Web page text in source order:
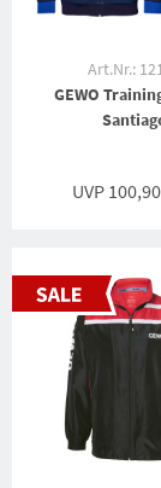
Art.Nr.:
GEWO
UVP